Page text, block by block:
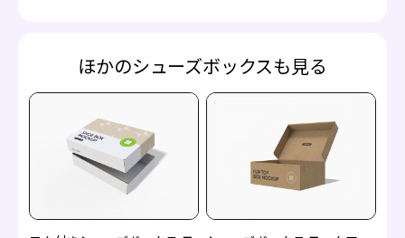
ほかのシューズボックスも見る